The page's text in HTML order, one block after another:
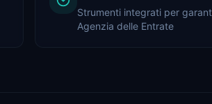
Strumenti integrati per
Agenzia delle Entrate